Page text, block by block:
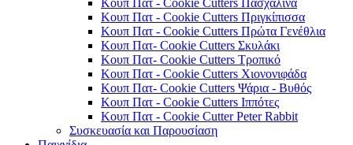
Κουπ Πατ - Cookie Cutters Πασχαλινά
Κουπ Πατ - Cookie Cutters Πριγκίπισσα
Κουπ Πατ - Cookie Cutters Πρώτα Γενέθλια
Κουπ Πατ- Cookie Cutters Σκυλάκι
Κουπ Πατ- Cookie Cutters Τροπικό
Κουπ Πατ - Cookie Cutters Χιονονιφάδα
Κουπ Πατ- Cookie Cutters Ψάρια - Βυθός
Κουπ Πατ - Cookie Cutters Ιππότες
Κουπ Πατ - Cookie Cutter Peter Rabbit
Συσκευασία και Παρουσίαση